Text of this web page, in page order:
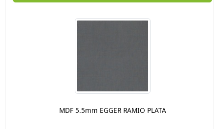
MDF 5.5mm EGGER RAMIO PLATA